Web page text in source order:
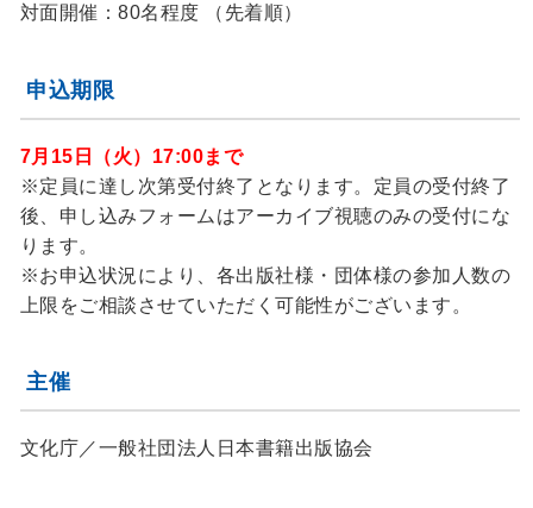
対面開催：80名程度 （先着順）
申込期限
7月15日（火）17:00まで
※定員に達し次第受付終了となります。定員の受付終了
後、申し込みフォームはアーカイブ視聴のみの受付にな
ります。
※お申込状況により、各出版社様・団体様の参加人数の
上限をご相談させていただく可能性がございます。
主催
文化庁／一般社団法人日本書籍出版協会